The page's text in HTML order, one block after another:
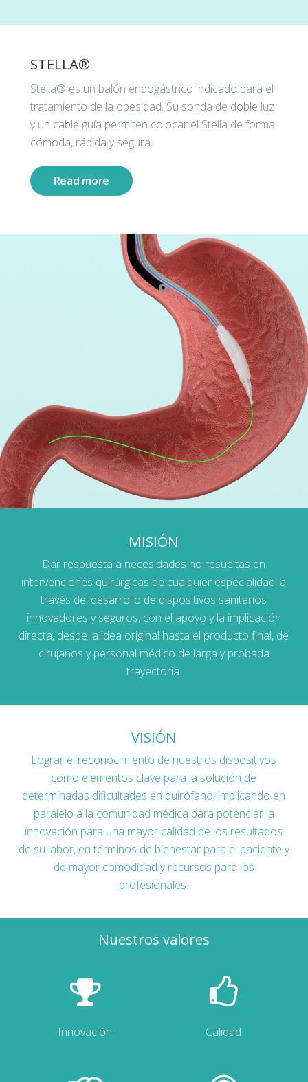
STELLA®
Stella® es un balón endogástrico indicado para el
tratamiento de la obesidad. Su sonda de doble luz
y un cable guía permiten colocar el Stella de forma
cómoda, rápida y segura.
Read more
MISIÓN
Dar respuesta a necesidades no resueltas en
intervenciones quirúrgicas de cualquier especialidad, a
través del desarrollo de dispositivos sanitarios
innovadores y seguros, con el apoyo y la implicación
directa, desde la idea original hasta el producto final, de
cirujanos y personal médico de larga y probada
trayectoria.
VISIÓN
Lograr el reconocimiento de nuestros dispositivos
como elementos clave para la solución de
determinadas dificultades en quirófano, implicando en
paralelo a la comunidad médica para potenciar la
innovación para una mayor calidad de los resultados
de su labor, en términos de bienestar para el paciente y
de mayor comodidad y recursos para los
profesionales.
Nuestros valores
Innovación Calidad